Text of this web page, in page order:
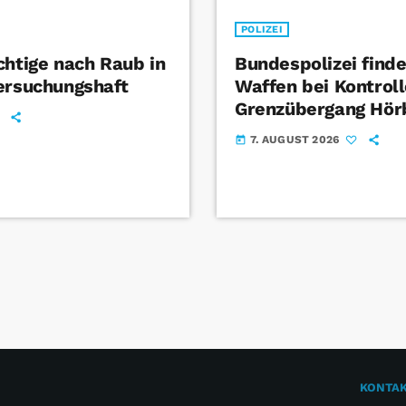
nach Raub in
POLIZEI
Bundespolizei
Waffen bei
Grenzübergang
today 7. AUGUST 2026